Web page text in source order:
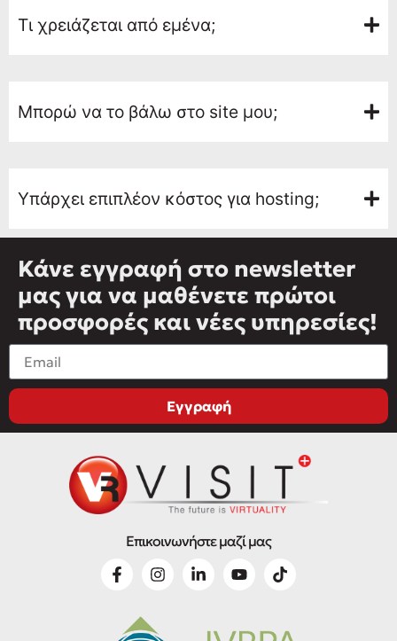
Τι χρειάζεται από εμένα;
Μπορώ να το βάλω στο site μου;
Υπάρχει επιπλέον κόστος για hosting;
Κάνε εγγραφή στο newsletter
μας για να μαθένετε πρώτοι
προσφορές και νέες υπηρεσίες!
Εγγραφή
Επικοινωνήστε μαζί μας